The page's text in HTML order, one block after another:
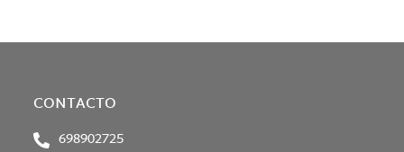
CONTACTO
698902725